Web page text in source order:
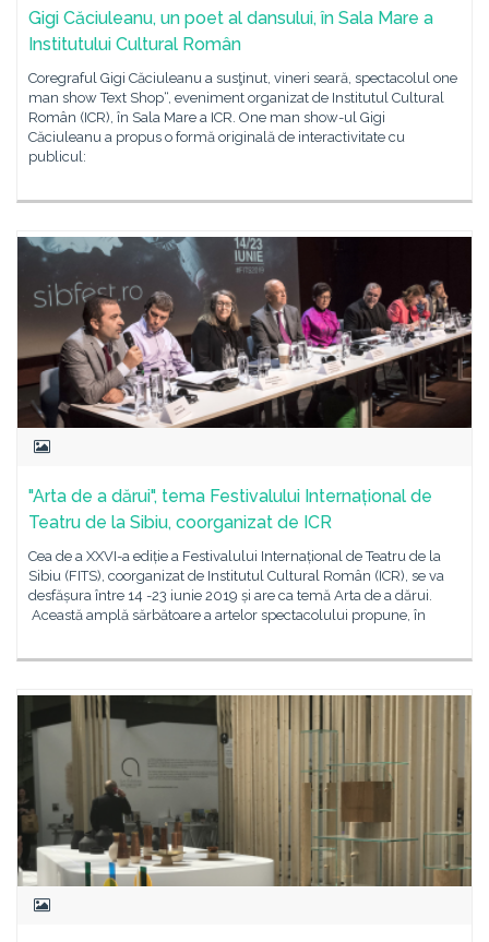
Gigi Căciuleanu, un poet al dansului, în Sala Mare a
Institutului Cultural Român
Coregraful Gigi Căciuleanu a susţinut, vineri seară, spectacolul one
man show Text Shop“, eveniment organizat de Institutul Cultural
Român (ICR), în Sala Mare a ICR. One man show-ul Gigi
Căciuleanu a propus o formă originală de interactivitate cu
publicul:
"Arta de a dărui", tema Festivalului Internațional de
Teatru de la Sibiu, coorganizat de ICR
Cea de a XXVI-a ediție a Festivalului Internațional de Teatru de la
Sibiu (FITS), coorganizat de Institutul Cultural Român (ICR), se va
desfășura între 14 -23 iunie 2019 și are ca temă Arta de a dărui.
Această amplă sărbătoare a artelor spectacolului propune, în